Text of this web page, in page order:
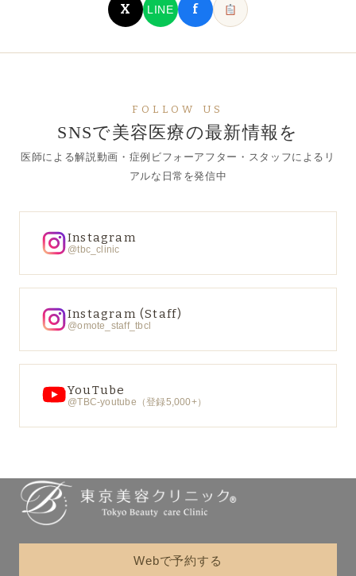
X LINE f
FOLLOW US
SNSで美容医療の最新情報を
医師による解説動画・症例ビフォーアフター・スタッフによるリ
アルな日常を発信中
Instagram
@tbc_clinic
Instagram (Staff)
@omote_staff_tbcl
YouTube
@TBC-youtube（登録5,000+）
Webで予約する